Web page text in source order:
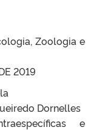
Zoologia e
2019
Dornelles
e